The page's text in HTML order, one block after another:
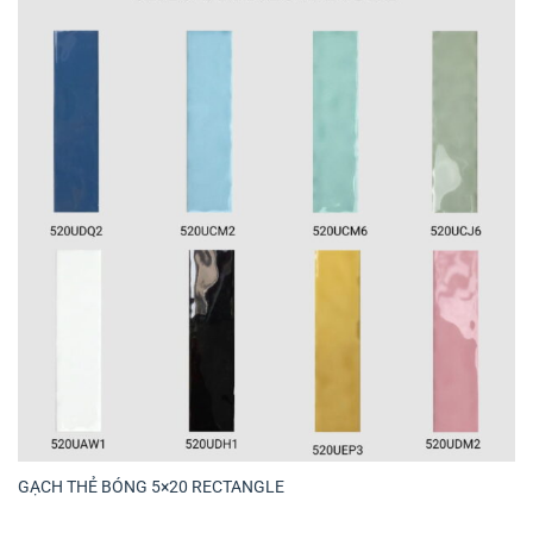
GẠCH THẺ BÓNG 5×20 RECTANGLE